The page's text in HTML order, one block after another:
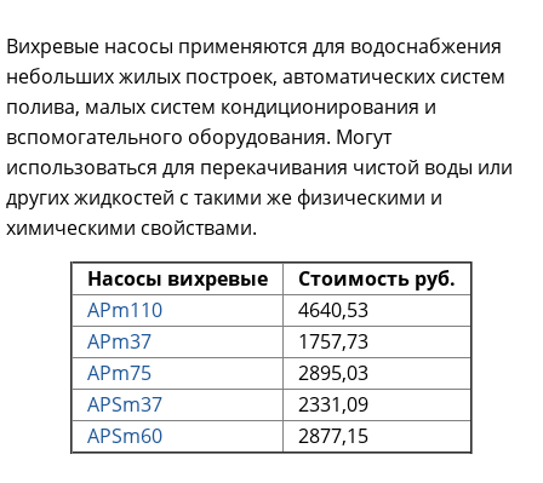
Вихревые насосы применяются для водоснабжения
небольших жилых построек, автоматических систем
полива, малых систем кондиционирования и
вспомогательного оборудования. Могут
использоваться для перекачивания чистой воды или
других жидкостей с такими же физическими и
химическими свойствами.
Насосы вихревые
Стоимость руб.
APm110
4640,53
APm37
1757,73
APm75
2895,03
APSm37
2331,09
APSm60
2877,15